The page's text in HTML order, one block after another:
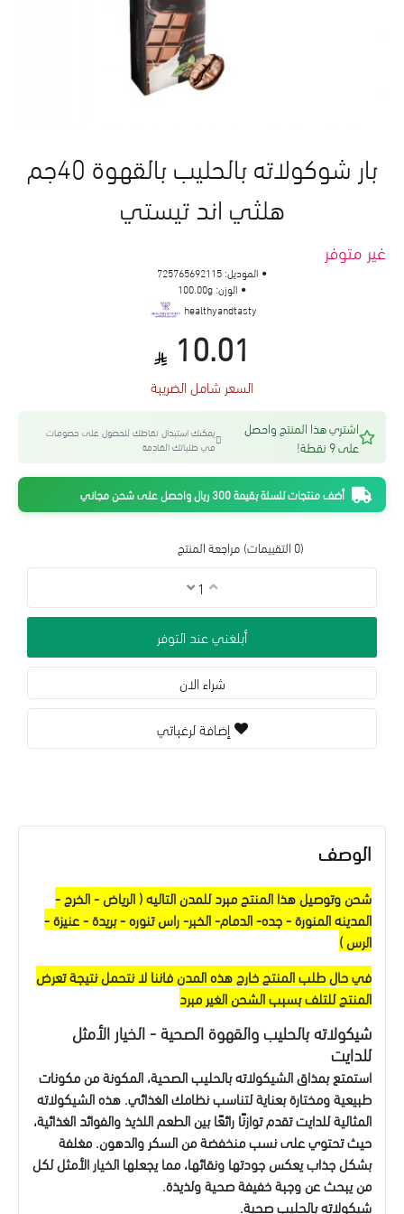
غير متوفر
بار شوكولاته بالحليب بالقهوة 40جم
هلثي اند تيستي
(0 التقييمات) مراجعة المنتج
10.01
السعر شامل الضريبة
الموديل: 725765692115
الوزن: 100.00g
healthyandtasty
اشتري هذا المنتج واحصل
على 9 نقطة!
يمكنك استبدال نقاطك للحصول على خصومات
في طلباتك القادمة
أضف منتجات للسلة بقيمة 300 ريال واحصل على شحن مجاني
أبلغني عند التوفر
شراء الان
إضافة لرغباتي
الوصف
شحن وتوصيل هذا المنتج مبرد للمدن التاليه ( الرياض - الخرج -
المدينه المنورة - جده- الدمام- الخبر- راس تنوره - بريدة - عنيزة -
الرس )
في حال طلب المنتج خارج هذه المدن فاننا لا نتحمل نتيجة تعرض
المنتج للتلف بسبب الشحن الغير مبرد
شيكولاته بالحليب والقهوة الصحية - الخيار الأمثل
للدايت
استمتع بمذاق الشيكولاته بالحليب الصحية، المكونة من مكونات
طبيعية ومختارة بعناية لتناسب نظامك الغذائي. هذه الشيكولاته
المثالية للدايت تقدم توازنًا رائعًا بين الطعم اللذيذ والفوائد الغذائية،
حيث تحتوي على نسب منخفضة من السكر والدهون. مغلفة
بشكل جذاب يعكس جودتها ونقائها، مما يجعلها الخيار الأمثل لكل
من يبحث عن وجبة خفيفة صحية ولذيذة.
شيكولاته بالحليب صحية.